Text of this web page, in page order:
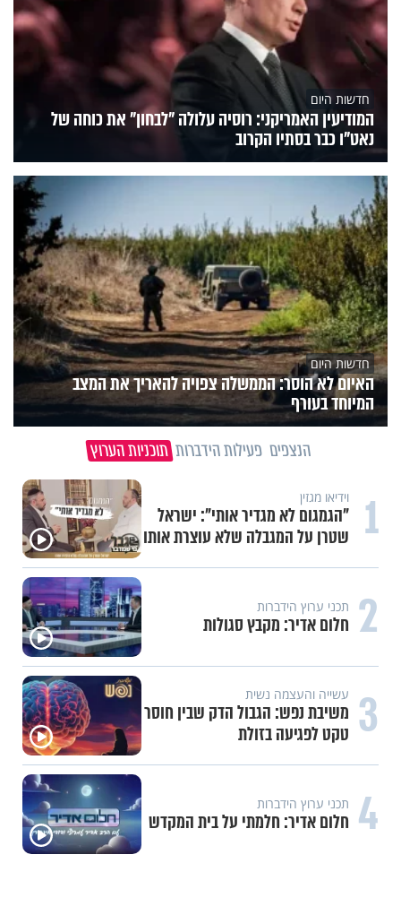
חדשות היום
המודיעין האמריקני: רוסיה עלולה "לבחון" את כוחה של
נאט"ו כבר בסתיו הקרוב
חדשות היום
האיום לא הוסר: הממשלה צפויה להאריך את המצב
המיוחד בעורף
הנצפים פעילות הידברות תוכניות הערוץ
1 וידיאו מגזין
"הגמגום לא מגדיר אותי": ישראל
שטרן על המגבלה שלא עוצרת אותו
2 תכני ערוץ הידברות
חלום אדיר: מקבץ סגולות
3 עשייה והעצמה נשית
משיבת נפש: הגבול הדק שבין חוסר
טקט לפגיעה בזולת
4 תכני ערוץ הידברות
חלום אדיר: חלמתי על בית המקדש